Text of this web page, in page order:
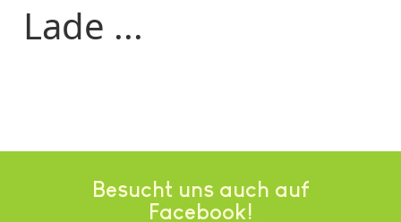
Lade ...
Besucht uns auch auf
Facebook!